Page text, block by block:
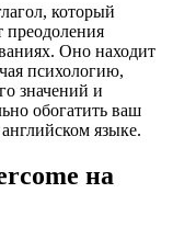
который
преодоления
Оно находит
психологию,
значений и
обогатить ваш
языке.
на